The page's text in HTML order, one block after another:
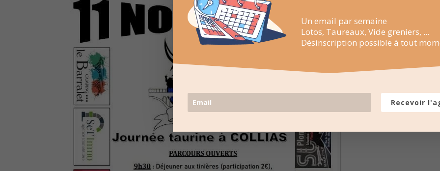
Un email par semaine
Lotos, Taureaux, Vide greniers, ...
Désinscription possible à tout
Recevoir